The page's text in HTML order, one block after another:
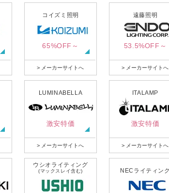
コイズミ照明
65%OFF～
> メーカーサイトへ
遠藤照明
53.5%OFF～
> メーカーサイトへ
LUMINABELLA
激安特価
> メーカーサイトへ
ITALAMP
激安特価
> メーカーサイトへ
ウシオライティング
(マックスレイ含む) NECライティン